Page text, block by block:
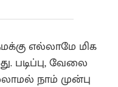
எல்லாமே மிக
படிப்பு, வேலை
நாம் முன்பு